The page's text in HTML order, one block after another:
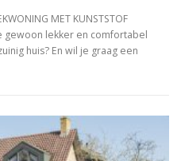
MET KUNSTSTOF
gewoon lekker en comfortabel
huis? En wil je graag een